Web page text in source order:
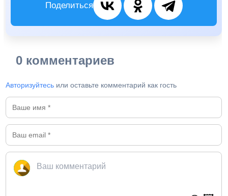
Поделиться
0 комментариев
Авторизуйтесь или оставьте комментарий как гость